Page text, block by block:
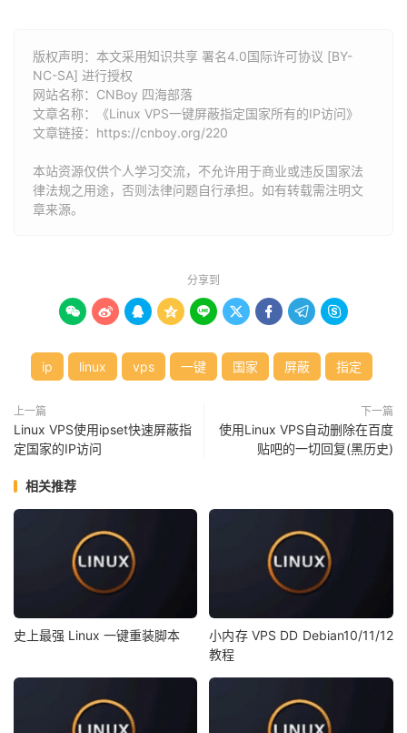
版权声明：本文采用知识共享 署名4.0国际许可协议 [BY-
NC-SA] 进行授权
网站名称： CNBoy 四海部落
文章名称：《Linux VPS一键屏蔽指定国家所有的IP访问》
文章链接： https://cnboy.org/220
本站资源仅供个人学习交流，不允许用于商业或违反国家法
律法规之用途，否则法律问题自行承担。如有转载需注明文
章来源。
分享到
        
ip linux vps 一键 国家 屏蔽 指定
上一篇
Linux VPS使用ipset快速屏蔽指
定国家的IP访问
下一篇
使用Linux VPS自动删除在百度
贴吧的一切回复(黑历史)
相关推荐
史上最强 Linux 一键重装脚本
小内存 VPS DD Debian10/11/12
教程